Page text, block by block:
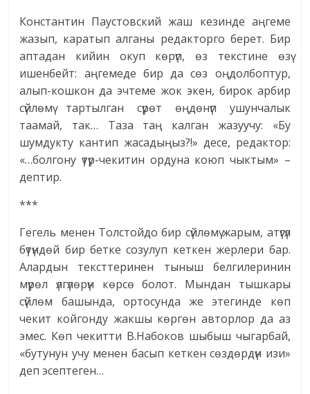
Константин Паустовский жаш кезинде аңгеме
жазып, каратып алганы редакторго берет. Бир
аптадан кийин окуп көрүп, өз текстине өзү
ишенбейт: аңгемеде бир да сөз оңдолбоптур,
алып-кошкон да эчтеме жок экен, бирок арбир
сүйлөмү тартылган сүрөт өңдөнүп ушунчалык
таамай, так… Таза таң калган жазуучу: «Бу
шумдукту кантип жасадыңыз?!» десе, редактор:
«…болгону үтүр-чекитин ордуна коюп чыктым» –
дептир.
***
Гегель менен Толстойдо бир сүйлөмү жарым, атүгүл
бүтүндөй бир бетке созулуп кеткен жерлери бар.
Алардын тексттеринен тыныш белгилеринин
мүрөл үлгүлөрүн көрсө болот. Мындан тышкары
сүйлөм башында, ортосунда же этегинде көп
чекит койгонду жакшы көргөн авторлор да аз
эмес. Көп чекитти В.Набоков шыбыш чыгарбай,
«бутунун учу менен басып кеткен сөздөрдүн изи»
деп эсептеген…